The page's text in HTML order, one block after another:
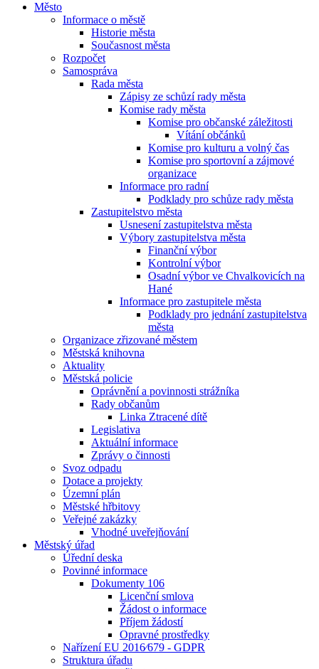
Město
Informace o městě
Historie města
Současnost města
Rozpočet
Samospráva
Rada města
Zápisy ze schůzí rady města
Komise rady města
Komise pro občanské záležitosti
Vítání občánků
Komise pro kulturu a volný čas
Komise pro sportovní a zájmové
organizace
Informace pro radní
Podklady pro schůze rady města
Zastupitelstvo města
Usnesení zastupitelstva města
Výbory zastupitelstva města
Finanční výbor
Kontrolní výbor
Osadní výbor ve Chvalkovicích na
Hané
Informace pro zastupitele města
Podklady pro jednání zastupitelstva
města
Organizace zřizované městem
Městská knihovna
Aktuality
Městská policie
Oprávnění a povinnosti strážníka
Rady občanům
Linka Ztracené dítě
Legislativa
Aktuální informace
Zprávy o činnosti
Svoz odpadu
Dotace a projekty
Územní plán
Městské hřbitovy
Veřejné zakázky
Vhodné uveřejňování
Městský úřad
Úřední deska
Povinné informace
Dokumenty 106
Licenční smlova
Žádost o informace
Příjem žádostí
Opravné prostředky
Nařízení EU 2016⁄679 - GDPR
Struktura úřadu